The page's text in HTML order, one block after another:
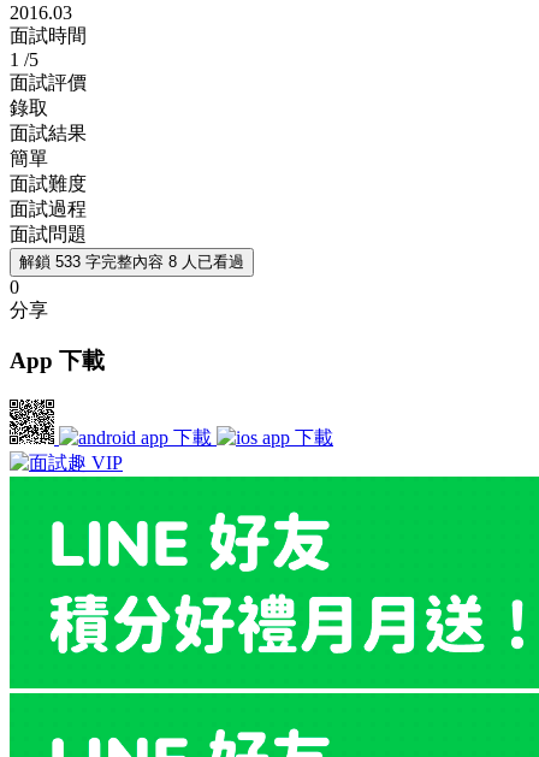
2016.03
面試時間
1 /5
面試評價
錄取
面試結果
簡單
面試難度
面試過程
面試問題
解鎖 533 字完整內容 8 人已看過
0
分享
App 下載